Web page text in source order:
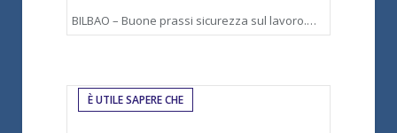
BILBAO – Buone prassi sicurezza sul lavoro.…
È UTILE SAPERE CHE